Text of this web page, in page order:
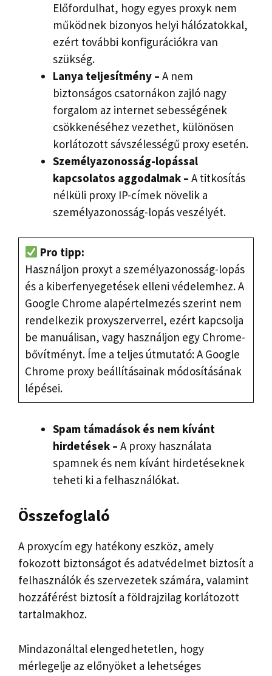
Előfordulhat, hogy egyes proxyk nem
működnek bizonyos helyi hálózatokkal,
ezért további konfigurációkra van
szükség.
Lanya teljesítmény – A nem
biztonságos csatornákon zajló nagy
forgalom az internet sebességének
csökkenéséhez vezethet, különösen
korlátozott sávszélességű proxy esetén.
Személyazonosság-lopással
kapcsolatos aggodalmak – A titkosítás
nélküli proxy IP-címek növelik a
személyazonosság-lopás veszélyét.
Pro tipp:
Használjon proxyt a személyazonosság-lopás
és a kiberfenyegetések elleni védelemhez. A
Google Chrome alapértelmezés szerint nem
rendelkezik proxyszerverrel, ezért kapcsolja
be manuálisan, vagy használjon egy Chrome-
bővítményt. Íme a teljes útmutató: A Google
Chrome proxy beállításainak módosításának
lépései.
Spam támadások és nem kívánt
hirdetések – A proxy használata
spamnek és nem kívánt hirdetéseknek
teheti ki a felhasználókat.
Összefoglaló
A proxycím egy hatékony eszköz, amely
fokozott biztonságot és adatvédelmet biztosít a
felhasználók és szervezetek számára, valamint
hozzáférést biztosít a földrajzilag korlátozott
tartalmakhoz.
Mindazonáltal elengedhetetlen, hogy
mérlegelje az előnyöket a lehetséges